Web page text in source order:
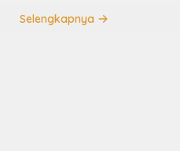
Selengkapnya